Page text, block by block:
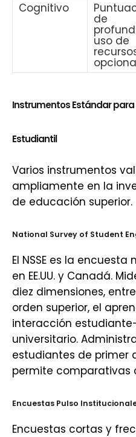
Cognitivo
de
uso de
Instrumentos Estándar
Estudiantil
Varios instrumentos
ampliamente en la
de educación superior.
National Survey of Student
El NSSE es la
en EE.UU. y Canadá.
diez dimensiones,
orden superior, el
interacción
universitario.
estudiantes de primer
permite comparativas
Encuestas Pulso
Encuestas cortas y